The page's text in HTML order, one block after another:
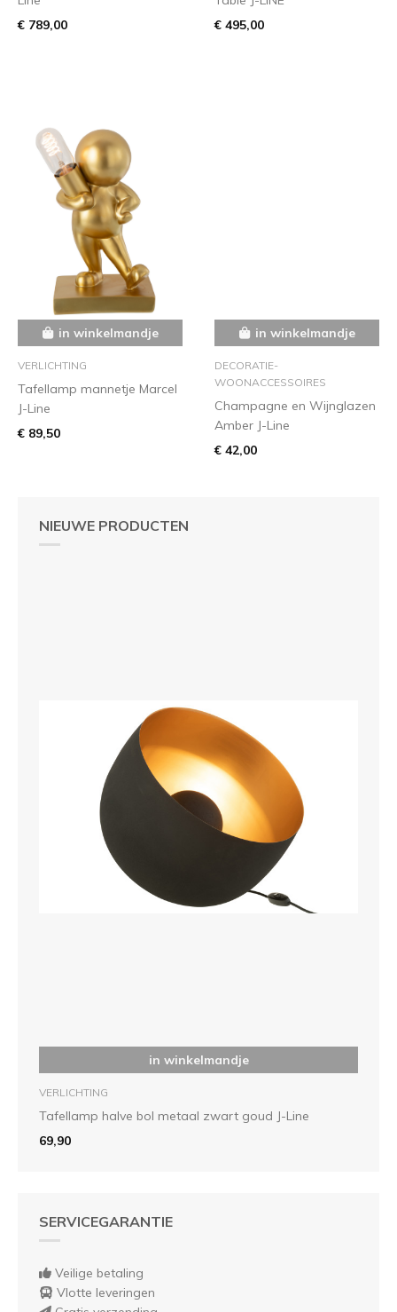
NIEUWE PRODUCTEN
in winkelmandje
VERLICHTING
Tafellamp halve bol metaal zwart goud J-Line
69,90
SERVICEGARANTIE
Veilige betaling
Vlotte leveringen
€ 789,00
€ 495,00
in winkelmandje
VERLICHTING
Tafellamp mannetje Marcel
J-Line
€ 89,50
in winkelmandje
DECORATIE-
WOONACCESSOIRES
Champagne en Wijnglazen
Amber J-Line
€ 42,00